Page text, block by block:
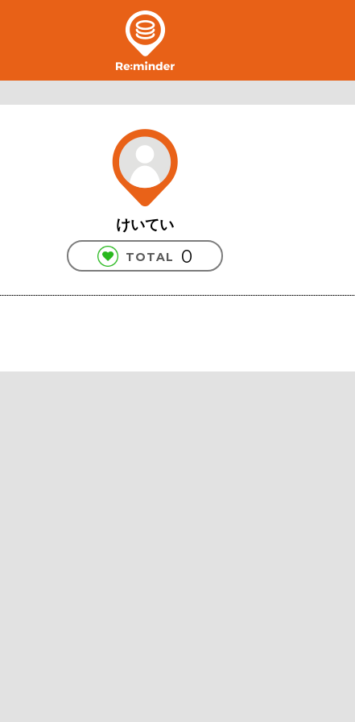
けいてい
TOTAL 0